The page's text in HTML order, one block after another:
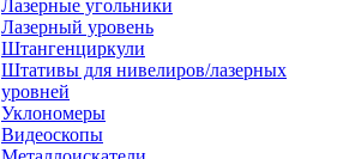
Лазерные угольники
Лазерный уровень
Штангенциркули
Штативы для нивелиров/лазерных
уровней
Уклономеры
Видеоскопы